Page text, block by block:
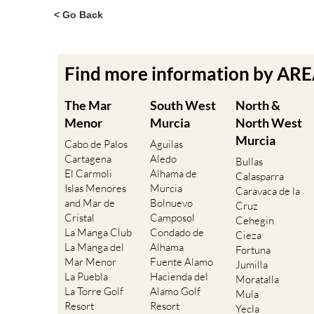
< Go Back
Find more information by
The Mar
Menor
Cabo de Palos
Cartagena
El Carmoli
Islas Menores
and Mar de
Cristal
La Manga Club
La Manga del
Mar Menor
La Puebla
La Torre Golf
Resort
South West
Murcia
Aguilas
Aledo
Alhama de
Murcia
Bolnuevo
Camposol
Condado de
Alhama
Fuente Alamo
Hacienda del
Alamo Golf
Resort
North &
North West
Murcia
Bullas
Calasparra
Caravaca de la
Cruz
Cehegin
Cieza
Fortuna
Jumilla
Moratalla
Mula
Yecla